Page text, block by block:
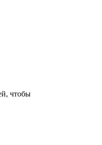
чтобы